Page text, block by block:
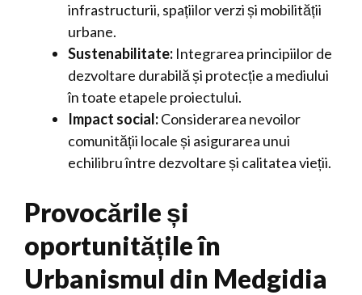
infrastructurii, spațiilor verzi și mobilității
urbane.
Sustenabilitate: Integrarea principiilor de
dezvoltare durabilă și protecție a mediului
în toate etapele proiectului.
Impact social:Considerarea nevoilor
comunității locale și asigurarea unui
echilibru între dezvoltare și calitatea vieții.
Provocările și
oportunitățile în
Urbanismul din Medgidia